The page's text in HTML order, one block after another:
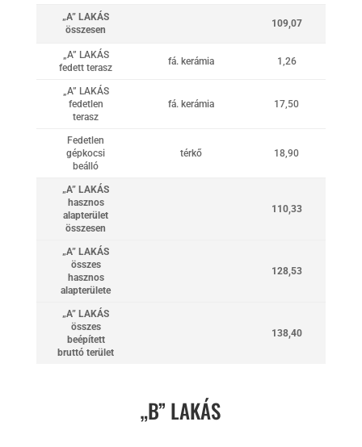
„A” LAKÁS
összesen
109,07
„A” LAKÁS
fedett terasz
fá. kerámia 1,26
„A” LAKÁS
fedetlen
terasz
fá. kerámia 17,50
Fedetlen
gépkocsi
beálló
térkő 18,90
„A” LAKÁS
hasznos
alapterület
összesen
110,33
„A” LAKÁS
összes
hasznos
alapterülete
128,53
„A” LAKÁS
összes
beépített
bruttó terület
138,40
„B” LAKÁS